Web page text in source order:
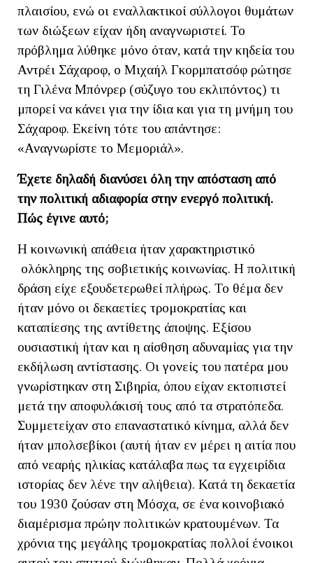
πλαισίου, ενώ οι εναλλακτικοί σύλλογοι θυμάτων
των διώξεων είχαν ήδη αναγνωριστεί. Το
πρόβλημα λύθηκε μόνο όταν, κατά την κηδεία του
Αντρέι Σάχαροφ, ο Μιχαήλ Γκορμπατσόφ ρώτησε
τη Γιλένα Μπόνρερ (σύζυγο του εκλιπόντος) τι
μπορεί να κάνει για την ίδια και για τη μνήμη του
Σάχαροφ. Εκείνη τότε του απάντησε:
«Αναγνωρίστε το Μεμοριάλ».
Έχετε δηλαδή διανύσει όλη την απόσταση από
την πολιτική αδιαφορία στην ενεργό πολιτική.
Πώς έγινε αυτό;
Η κοινωνική απάθεια ήταν χαρακτηριστικό
ολόκληρης της σοβιετικής κοινωνίας. Η πολιτική
δράση είχε εξουδετερωθεί πλήρως. Το θέμα δεν
ήταν μόνο οι δεκαετίες τρομοκρατίας και
καταπίεσης της αντίθετης άποψης. Εξίσου
ουσιαστική ήταν και η αίσθηση αδυναμίας για την
εκδήλωση αντίστασης. Οι γονείς του πατέρα μου
γνωρίστηκαν στη Σιβηρία, όπου είχαν εκτοπιστεί
μετά την αποφυλάκισή τους από τα στρατόπεδα.
Συμμετείχαν στο επαναστατικό κίνημα, αλλά δεν
ήταν μπολσεβίκοι (αυτή ήταν εν μέρει η αιτία που
από νεαρής ηλικίας κατάλαβα πως τα εγχειρίδια
ιστορίας δεν λένε την αλήθεια). Κατά τη δεκαετία
του 1930 ζούσαν στη Μόσχα, σε ένα κοινοβιακό
διαμέρισμα πρώην πολιτικών κρατουμένων. Τα
χρόνια της μεγάλης τρομοκρατίας πολλοί ένοικοι